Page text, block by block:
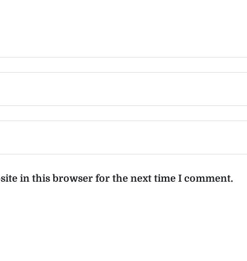
in this browser for the next time I comment.